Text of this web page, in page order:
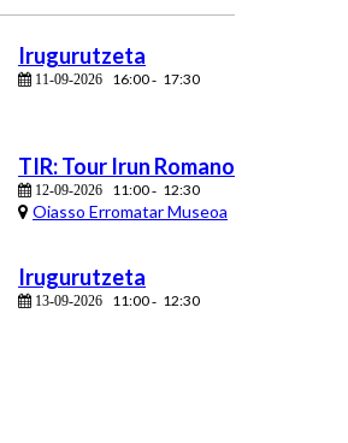
Irugurutzeta
11-09-2026 16:00- 17:30
TIR: Tour Irun Romano
12-09-2026 11:00- 12:30
Oiasso Erromatar Museoa
Irugurutzeta
13-09-2026 11:00- 12:30